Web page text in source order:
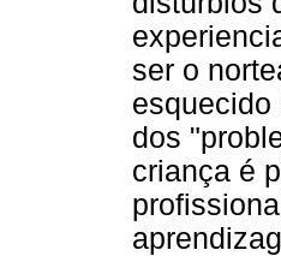
ser o
esquecido
dos
criança é